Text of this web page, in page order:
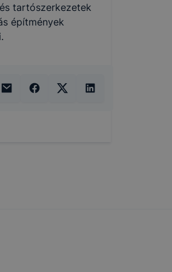
tartószerkezetek
építmények